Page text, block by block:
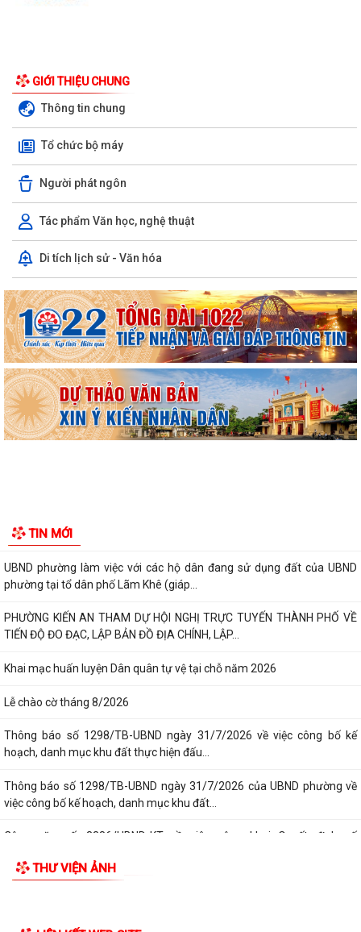
GIỚI THIỆU CHUNG
Thông tin chung
Tổ chức bộ máy
Người phát ngôn
Tác phẩm Văn học, nghệ thuật
Di tích lịch sử - Văn hóa
TIN MỚI
UBND phường triển khai công tác khám sức khoẻ định kỳ, khám sàng
lọc miễn phí cho người dân trên...
Ban đại diện Hội đồng quản trị Ngân hàng Chính sách xã hội phường
Kiến An tổ chức phiên họp giao...
TỪ NGÀY 08/8/2026: NHIỀU THỦ TỤC HÀNH CHÍNH TRỰC TUYẾN TẠI
Chi bộ trường Tiểu học Quang Trung kết nạp Đảng viên mới
Tổ Đại biểu số 05 HĐND thành phố tiếp xúc cử tri sau Kỳ họp thường lệ
giữa năm 2026 HĐND thành phố...
Hội nghị tập huấn công tác Đoàn và phong trào thanh thiếu nhi năm
2026
Công văn số: 20/CV-TYT của Trạm y tế phường v/v công khai số điện
thoại đường dây nóng tiếp nhận...
Lớp bồi dưỡng kiến thức An ninh phi truyền thống và Quản trị an ninh
phi truyền thống năm 2026
khai thực hiện Kế hoạch số...
UBND phường làm việc với các hộ dân đang sử dụng đất của UBND
phường tại tổ dân phố Lãm Khê (giáp...
PHƯỜNG KIẾN AN THAM DỰ HỘI NGHỊ TRỰC TUYẾN THÀNH PHỐ VỀ
TIẾN ĐỘ ĐO ĐẠC, LẬP BẢN ĐỒ ĐỊA CHÍNH, LẬP...
Khai mạc huấn luyện Dân quân tự vệ tại chỗ năm 2026
Lễ chào cờ tháng 8/2026
Thông báo số 1298/TB-UBND ngày 31/7/2026 về việc công bố kế
hoạch, danh mục khu đất thực hiện đấu...
Thông báo số 1298/TB-UBND ngày 31/7/2026 của UBND phường về
việc công bố kế hoạch, danh mục khu đất...
Công văn số: 3386/UBND-KT về viêc công khai Quyết định số
THƯ VIỆN ẢNH